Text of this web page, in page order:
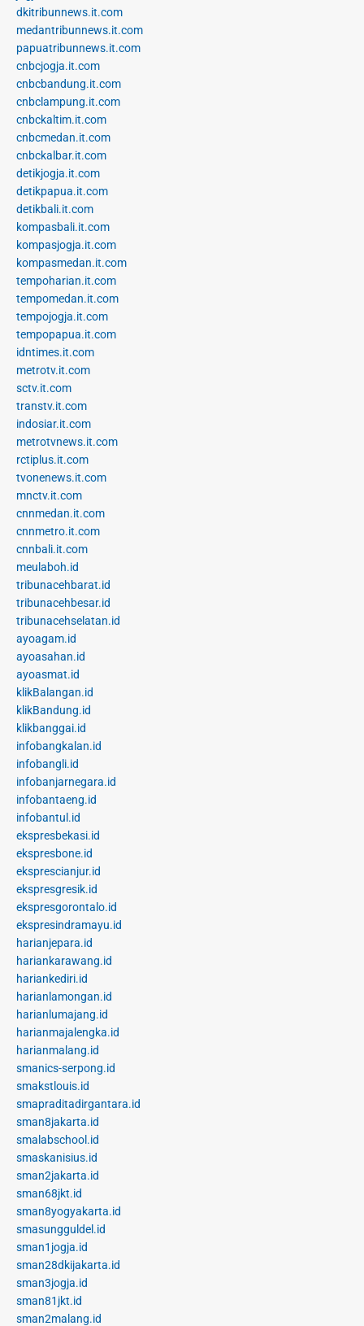
dkitribunnews.it.com
medantribunnews.it.com
papuatribunnews.it.com
cnbcjogja.it.com
cnbcbandung.it.com
cnbclampung.it.com
cnbckaltim.it.com
cnbcmedan.it.com
cnbckalbar.it.com
detikjogja.it.com
detikpapua.it.com
detikbali.it.com
kompasbali.it.com
kompasjogja.it.com
kompasmedan.it.com
tempoharian.it.com
tempomedan.it.com
tempojogja.it.com
tempopapua.it.com
idntimes.it.com
metrotv.it.com
sctv.it.com
transtv.it.com
indosiar.it.com
metrotvnews.it.com
rctiplus.it.com
tvonenews.it.com
mnctv.it.com
cnnmedan.it.com
cnnmetro.it.com
cnnbali.it.com
meulaboh.id
tribunacehbarat.id
tribunacehbesar.id
tribunacehselatan.id
ayoagam.id
ayoasahan.id
ayoasmat.id
klikBalangan.id
klikBandung.id
klikbanggai.id
infobangkalan.id
infobangli.id
infobanjarnegara.id
infobantaeng.id
infobantul.id
ekspresbekasi.id
ekspresbone.id
eksprescianjur.id
ekspresgresik.id
ekspresgorontalo.id
ekspresindramayu.id
harianjepara.id
hariankarawang.id
hariankediri.id
harianlamongan.id
harianlumajang.id
harianmajalengka.id
harianmalang.id
smanics-serpong.id
smakstlouis.id
smapraditadirgantara.id
sman8jakarta.id
smalabschool.id
smaskanisius.id
sman2jakarta.id
sman68jkt.id
sman8yogyakarta.id
smasungguldel.id
sman1jogja.id
sman28dkijakarta.id
sman3jogja.id
sman81jkt.id
sman2malang.id